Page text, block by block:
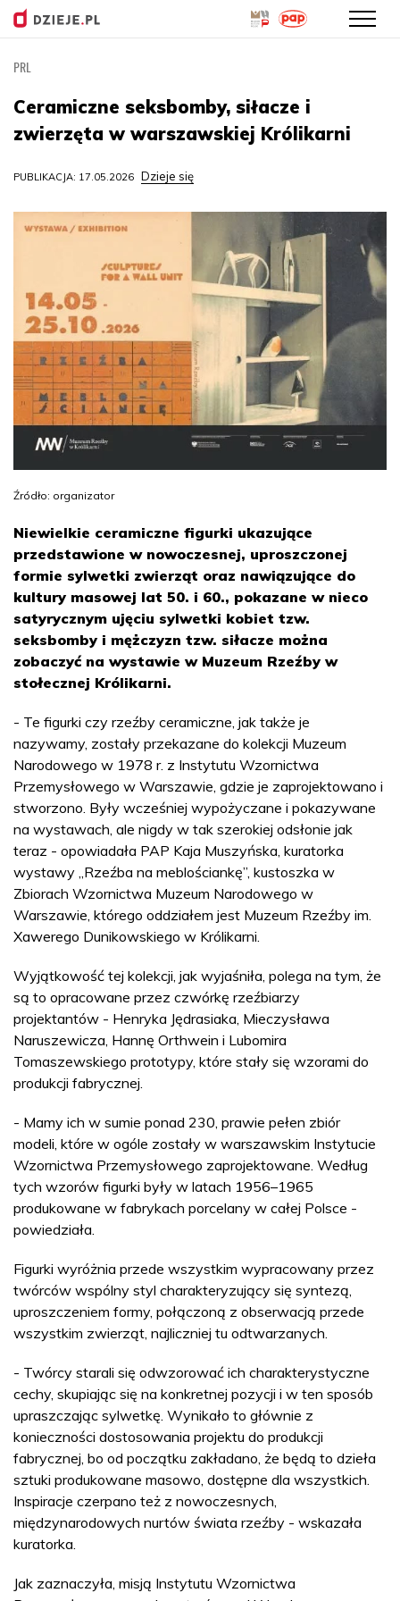
treści
PRL
Ceramiczne seksbomby, siłacze i
zwierzęta w warszawskiej Królikarni
PUBLIKACJA: 17.05.2026 Dzieje się
Źródło: organizator
Niewielkie ceramiczne figurki ukazujące
przedstawione w nowoczesnej, uproszczonej
formie sylwetki zwierząt oraz nawiązujące do
kultury masowej lat 50. i 60., pokazane w nieco
satyrycznym ujęciu sylwetki kobiet tzw.
seksbomby i mężczyzn tzw. siłacze można
zobaczyć na wystawie w Muzeum Rzeźby w
stołecznej Królikarni.
- Te figurki czy rzeźby ceramiczne, jak także je
nazywamy, zostały przekazane do kolekcji Muzeum
Narodowego w 1978 r. z Instytutu Wzornictwa
Przemysłowego w Warszawie, gdzie je zaprojektowano i
stworzono. Były wcześniej wypożyczane i pokazywane
na wystawach, ale nigdy w tak szerokiej odsłonie jak
teraz - opowiadała PAP Kaja Muszyńska, kuratorka
wystawy „Rzeźba na meblościankę”, kustoszka w
Zbiorach Wzornictwa Muzeum Narodowego w
Warszawie, którego oddziałem jest Muzeum Rzeźby im.
Xawerego Dunikowskiego w Królikarni.
Wyjątkowość tej kolekcji, jak wyjaśniła, polega na tym, że
są to opracowane przez czwórkę rzeźbiarzy
projektantów - Henryka Jędrasiaka, Mieczysława
Naruszewicza, Hannę Orthwein i Lubomira
Tomaszewskiego prototypy, które stały się wzorami do
produkcji fabrycznej.
- Mamy ich w sumie ponad 230, prawie pełen zbiór
modeli, które w ogóle zostały w warszawskim Instytucie
Wzornictwa Przemysłowego zaprojektowane. Według
tych wzorów figurki były w latach 1956–1965
produkowane w fabrykach porcelany w całej Polsce -
powiedziała.
Figurki wyróżnia przede wszystkim wypracowany przez
twórców wspólny styl charakteryzujący się syntezą,
uproszczeniem formy, połączoną z obserwacją przede
wszystkim zwierząt, najliczniej tu odtwarzanych.
- Twórcy starali się odwzorować ich charakterystyczne
cechy, skupiając się na konkretnej pozycji i w ten sposób
upraszczając sylwetkę. Wynikało to głównie z
konieczności dostosowania projektu do produkcji
fabrycznej, bo od początku zakładano, że będą to dzieła
sztuki produkowane masowo, dostępne dla wszystkich.
Inspiracje czerpano też z nowoczesnych,
międzynarodowych nurtów świata rzeźby - wskazała
kuratorka.
Jak zaznaczyła, misją Instytutu Wzornictwa